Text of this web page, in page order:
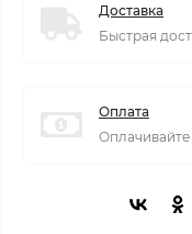
Доставка
Быстрая
Оплата